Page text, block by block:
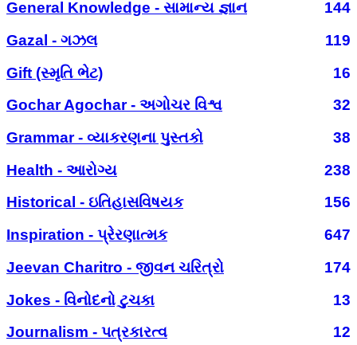
General Knowledge - સામાન્ય જ્ઞાન
144
Gazal - ગઝલ
119
Gift (સ્મૃતિ ભેટ)
16
Gochar Agochar - અગોચર વિશ્વ
32
Grammar - વ્યાકરણના પુસ્તકો
38
Health - આરોગ્ય
238
Historical - ઇતિહાસવિષયક
156
Inspiration - પ્રેરણાત્મક
647
Jeevan Charitro - જીવન ચરિત્રો
174
Jokes - વિનોદનો ટુચકા
13
Journalism - પત્રકારત્વ
12